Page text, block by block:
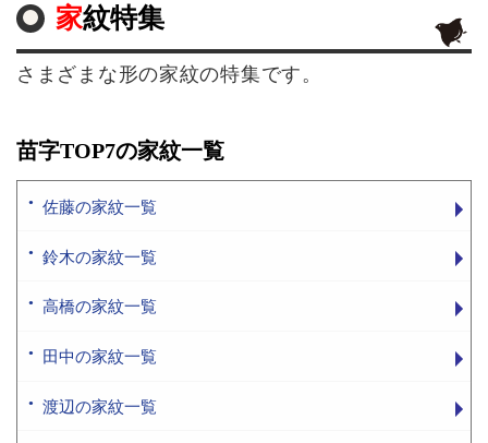
家紋特集
さまざまな形の家紋の特集です。
苗字TOP7の家紋一覧
佐藤の家紋一覧
鈴木の家紋一覧
高橋の家紋一覧
田中の家紋一覧
渡辺の家紋一覧